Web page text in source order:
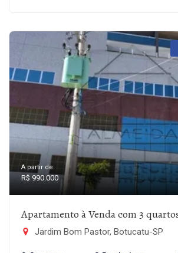
A partir de:
R$ 990.000
Apartamento à Venda com 3
Jardim Bom Pastor, Botucatu-SP